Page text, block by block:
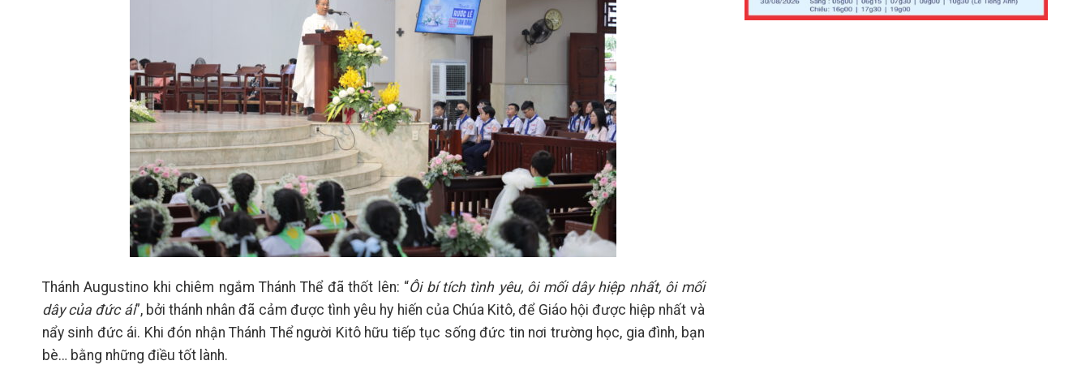
Thánh Augustino khi chiêm ngắm Thánh Thể đã thốt lên: “Ôi bí tích tình yêu, ôi mối dây hiệp nhất, ôi mối
dây của đức ái”, bởi thánh nhân đã cảm được tình yêu hy hiến của Chúa Kitô, để Giáo hội được hiệp nhất và
nẩy sinh đức ái. Khi đón nhận Thánh Thể người Kitô hữu tiếp tục sống đức tin nơi trường học, gia đình, bạn
bè… bằng những điều tốt lành.